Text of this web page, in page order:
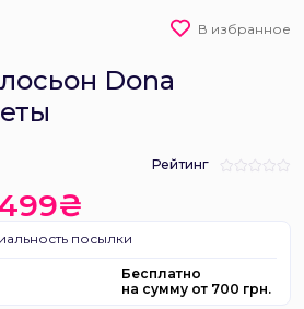
В избранное
Dona
Рейтинг
посылки
Бесплатно
на сумму от 700 грн.